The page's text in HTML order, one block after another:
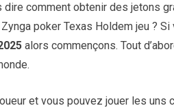
comment obtenir des jetons
poker Texas Holdem jeu ?
alors commençons. Tout
et vous pouvez jouer les